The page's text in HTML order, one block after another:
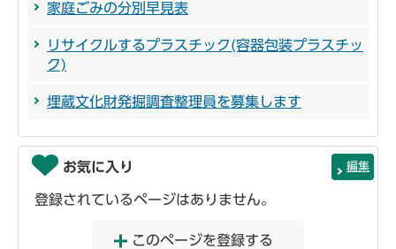
家庭ごみの分別早見表
リサイクルするプラスチック(容器包装プラスチッ
ク)
埋蔵文化財発掘調査整理員を募集します
お気に入り 編集
登録されているページはありません。
このページを登録する